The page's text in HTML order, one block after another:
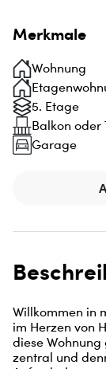
Merkmale
Wohnung
5. Etage
Balkon oder
Garage
Willkommen in
im Herzen von
diese
zentral und